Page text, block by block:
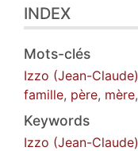
INDEX
Mots-clés
Izzo (Jean-Claude)
famille, père, mère,
Keywords
Izzo (Jean-Claude)